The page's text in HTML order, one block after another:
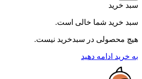
سبد خرید
سبد خرید شما خالی است.
هیچ محصولی در سبدخرید نیست.
به خرید ادامه دهید